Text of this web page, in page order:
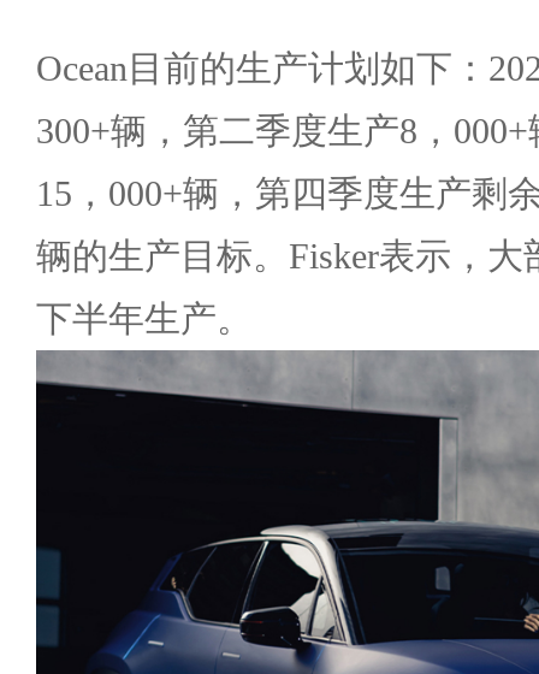
Ocean目前的生产计划如下：
300+辆，第二季度生产8，
15，000+辆，第四季度生产剩
辆的生产目标。Fisker表示，大
下半年生产。